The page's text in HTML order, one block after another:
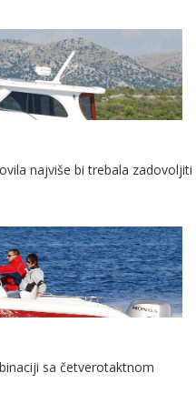
najviše bi trebala zadovoljiti
sa četverotaktnom